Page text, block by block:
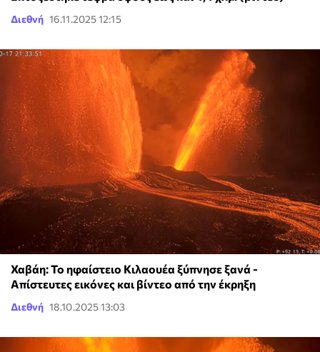
Διεθνή 16.11.2025 12:15
Χαβάη: Το ηφαίστειο Κιλαουέα ξύπνησε ξανά -
Απίστευτες εικόνες και βίντεο από την έκρηξη
Διεθνή 18.10.2025 13:03